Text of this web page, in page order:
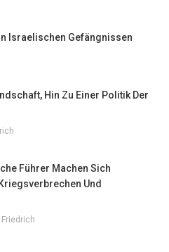
Israelischen Gefängnissen
Hin Zu Einer Politik Der
Führer Machen Sich
Und